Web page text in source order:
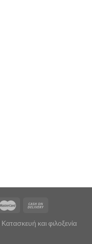
Κατασκευή και φιλοξενία